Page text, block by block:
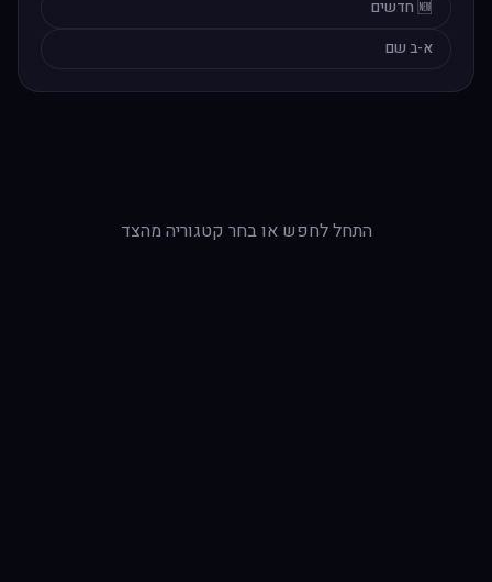
🆕 חדשים
א-ב שם
התחל לחפש או בחר קטגוריה מהצד